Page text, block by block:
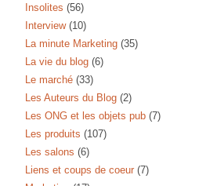
Insolites (56)
Interview (10)
La minute Marketing (35)
La vie du blog (6)
Le marché (33)
Les Auteurs du Blog (2)
Les ONG et les objets pub (7)
Les produits (107)
Les salons (6)
Liens et coups de coeur (7)